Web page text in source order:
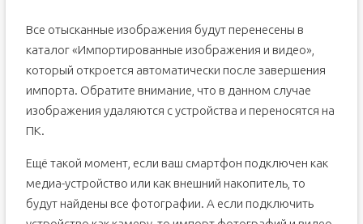
Все отысканные изображения будут перенесены в
каталог «Импортированные изображения и видео»,
который откроется автоматически после завершения
импорта. Обратите внимание, что в данном случае
изображения удаляются с устройства и переносятся на
ПК.
Ещё такой момент, если ваш смартфон подключен как
медиа-устройство или как внешний накопитель, то
будут найдены все фотографии. А если подключить